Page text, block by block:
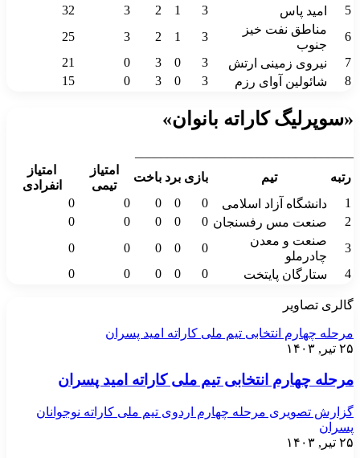
5
امید پاس 3
1
2
3
32
6
مناطق نفت خیز
جنوب
3
1
2
3
25
7
نیروی زمینی ارتش 3
0
3
0
21
8
شائولین آوای رزم 3
0
3
0
15
«سوپرلیگ کاراته بانوان»
رتبه
تیم بازی برد باخت
امتیاز
تیمی
امتیاز
انفرادی
1
دانشگاه آزاد اسلامی 0
0
0
0
0
2
صنعت مس رفسنجان 0
0
0
0
0
3
صنعت و معدن
چادرملو
0
0
0
0
0
4
ستارگان پایتخت 0
0
0
0
0
گالری تصاویر
مرحله چهارم انتخابی تیم ملی کاراته امید پسران
۲۵ تیر, ۱۴۰۳
مرحله چهارم انتخابی تیم ملی کاراته امید پسران
گزارش تصویری مرحله چهارم اردوی تیم ملی کاراته نوجوانان
پسران
۲۵ تیر, ۱۴۰۳